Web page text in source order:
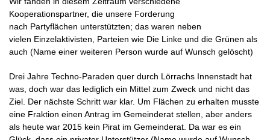
Kooperationspartner, die unsere Forderung
nach Partyflächen unterstützten; das waren neben
vielen Einzelaktivisten, Parteien wie Die Linke und die Grünen als
auch (Name einer weiteren Person wurde auf Wunsch gelöscht)
Drei Jahre Techno-Paraden quer durch Lörrachs Innenstadt hat
was, doch war das lediglich ein Mittel zum Zweck und nicht das
Ziel. Der nächste Schritt war klar. Um Flächen zu erhalten musste
eine Fraktion einen Antrag im Gemeinderat stellen, aber anders
als heute war 2015 kein Pirat im Gemeinderat. Da war es ein